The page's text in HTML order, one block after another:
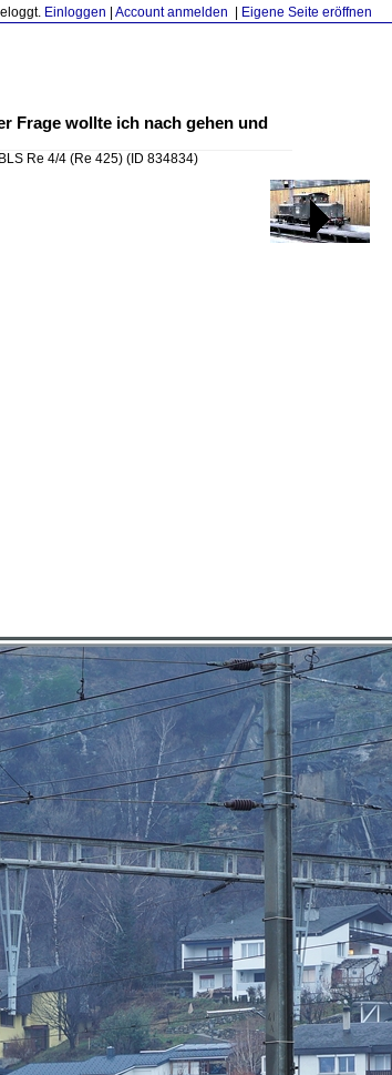
Einloggen Account anmelden Eigene Seite eröffnen
Frage wollte ich nach gehen und
Re 4/4 (Re 425) (ID 834834)